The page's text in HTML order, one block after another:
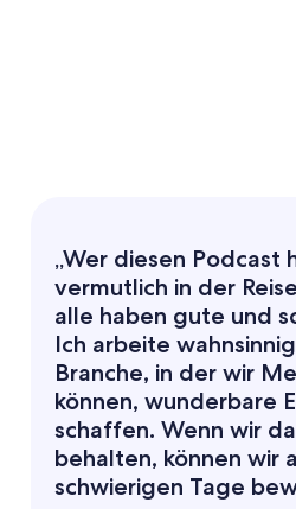
„Wer diesen Podcast
vermutlich in der
alle haben gute und
Ich arbeite
Branche, in der wir
können, wunderbare
schaffen. Wenn wir
behalten, können wir
schwierigen Tage